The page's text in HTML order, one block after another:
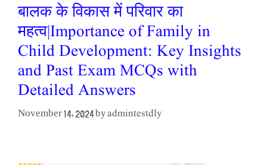
बालक के विकास में परिवार का
महत्व|Importance of Family in
Child Development: Key Insights
and Past Exam MCQs with
Detailed Answers
November 14, 2024 byadmintestdly